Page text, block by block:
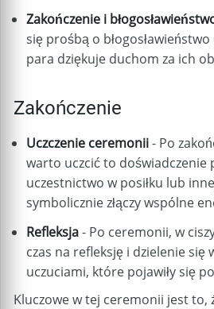
Zakończenie i
się prośbą o
para dziękuje duchom za ich
Zakończenie
Uczczenie ceremonii- Po
warto uczcić to doświadczenie
uczestnictwo w posiłku lub
symbolicznie złączy wspólne
Refleksja- Po ceremonii, w
czas na refleksję i dzielenie się
uczuciami, które pojawiły się
Kluczowe w tej ceremonii jest to,